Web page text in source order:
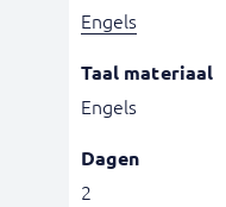
Engels
Taal materiaal
Engels
Dagen
2